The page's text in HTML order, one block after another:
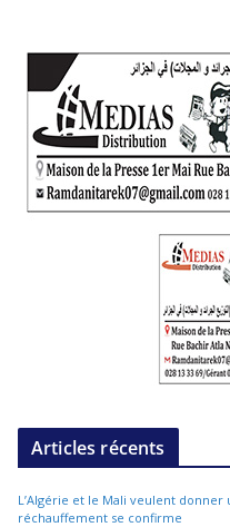
Articles récents
L’Algérie et le Mali veulent
réchauffement se confirme